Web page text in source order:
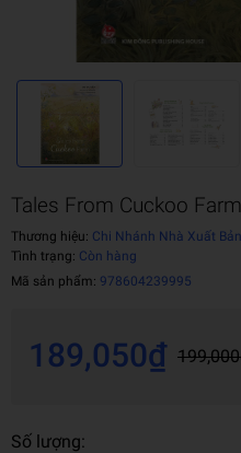
Tales From Cuckoo Farm
Thương hiệu: Chi Nhánh Nhà Xuất
Tình trạng: Còn hàng
Mã sản phẩm: 978604239995
189,050₫
Số lượng: